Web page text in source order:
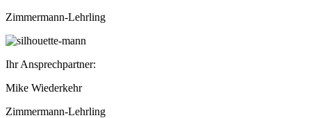
Zimmermann-Lehrling
Ihr Ansprechpartner:
Mike Wiederkehr
Zimmermann-Lehrling